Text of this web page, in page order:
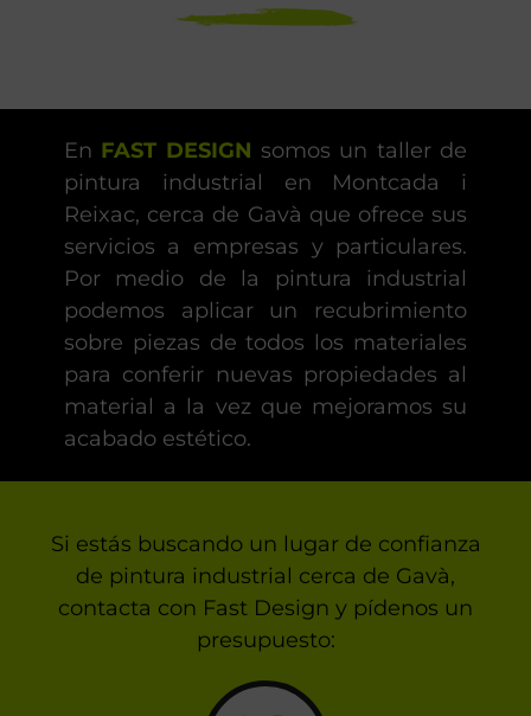
En FAST DESIGN somos un taller de
pintura industrial en Montcada i
Reixac, cerca de Gavà que ofrece sus
servicios a empresas y particulares.
Por medio de la pintura industrial
podemos aplicar un recubrimiento
sobre piezas de todos los materiales
para conferir nuevas propiedades al
material a la vez que mejoramos su
acabado estético.
Si estás buscando un lugar de confianza
de pintura industrial cerca de Gavà,
contacta con Fast Design y pídenos un
presupuesto: